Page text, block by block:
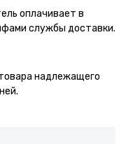
оплачивает в
службы доставки.
надлежащего